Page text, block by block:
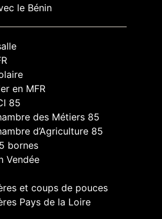
le Bénin
en MFR
85
des Métiers 85
d’Agriculture 85
bornes
Vendée
et coups de pouces
Pays de la Loire